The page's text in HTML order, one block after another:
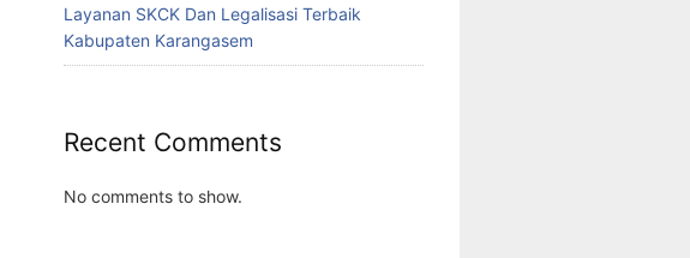
Layanan SKCK Dan Legalisasi Terbaik
Kabupaten Karangasem
Recent Comments
No comments to show.